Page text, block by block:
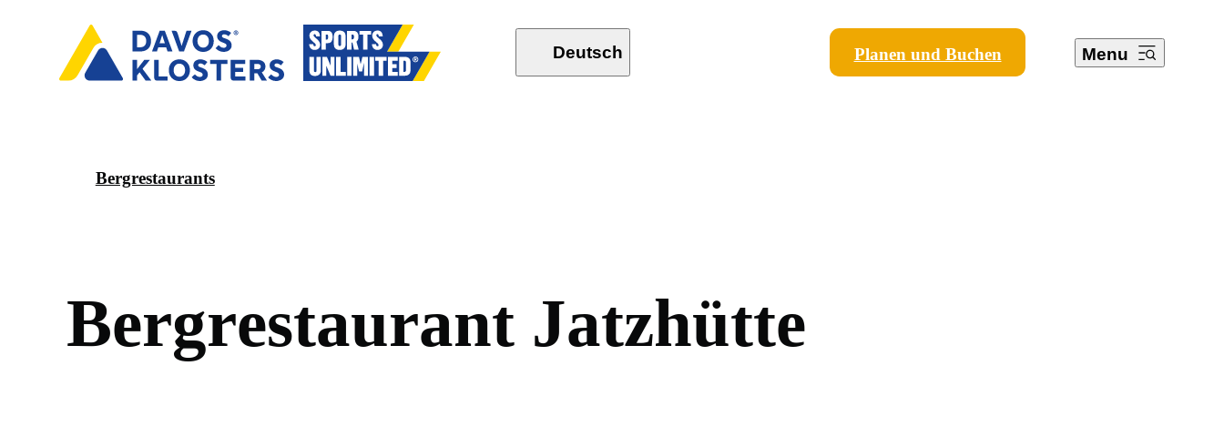
Deutsch Planen und Buchen Menu
Bergrestaurants
Bergrestaurant Jatzhütte